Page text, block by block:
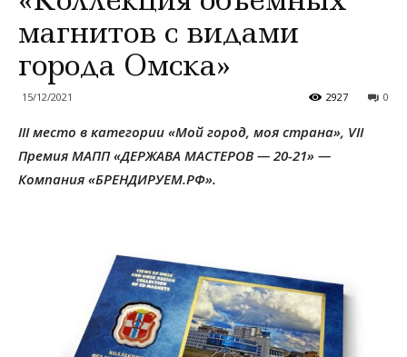
магнитов с видами
города Омска»
15/12/2021 0
2927
III место в категории «Мой город, моя страна», VII
Премия МАПП «ДЕРЖАВА МАСТЕРОВ — 20-21» —
Компания «БРЕНДИРУЕМ.РФ».